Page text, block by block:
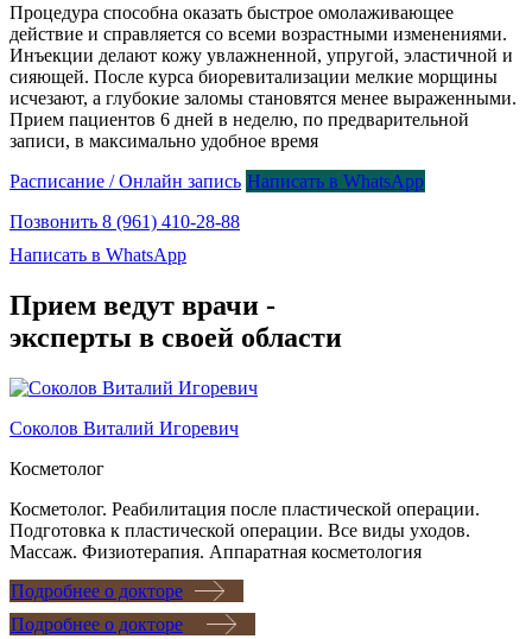
Процедура способна оказать быстрое омолаживающее
действие и справляется со всеми возрастными изменениями.
Инъекции делают кожу увлажненной, упругой, эластичной и
сияющей. После курса биоревитализации мелкие морщины
исчезают, а глубокие заломы становятся менее выраженными.
Прием пациентов 6 дней в неделю, по предварительной
записи, в максимально удобное время
Расписание / Онлайн запись Написать в WhatsApp
Позвонить 8 (961) 410-28-88
Написать в WhatsApp
Прием ведут врачи -
эксперты в своей области
Соколов Виталий Игоревич
Косметолог
Косметолог. Реабилитация после пластической операции.
Подготовка к пластической операции. Все виды уходов.
Массаж. Физиотерапия. Аппаратная косметология
Подробнее о докторе
Подробнее о докторе